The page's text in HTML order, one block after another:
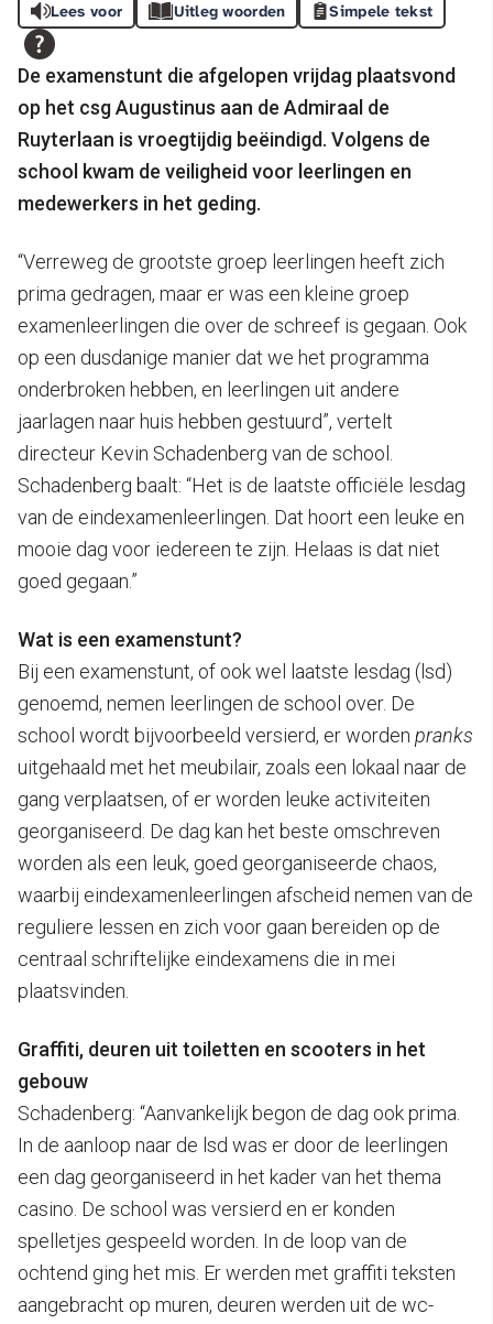
Lees voor Uitleg woorden Simpele tekst
De examenstunt die afgelopen vrijdag plaatsvond
op het csg Augustinus aan de Admiraal de
Ruyterlaan is vroegtijdig beëindigd. Volgens de
school kwam de veiligheid voor leerlingen en
medewerkers in het geding.
“Verreweg de grootste groep leerlingen heeft zich
prima gedragen, maar er was een kleine groep
examenleerlingen die over de schreef is gegaan. Ook
op een dusdanige manier dat we het programma
onderbroken hebben, en leerlingen uit andere
jaarlagen naar huis hebben gestuurd”, vertelt
directeur Kevin Schadenberg van de school.
Schadenberg baalt: “Het is de laatste officiële lesdag
van de eindexamenleerlingen. Dat hoort een leuke en
mooie dag voor iedereen te zijn. Helaas is dat niet
goed gegaan.”
Wat is een examenstunt?
Bij een examenstunt, of ook wel laatste lesdag (lsd)
genoemd, nemen leerlingen de school over. De
school wordt bijvoorbeeld versierd, er worden pranks
uitgehaald met het meubilair, zoals een lokaal naar de
gang verplaatsen, of er worden leuke activiteiten
georganiseerd. De dag kan het beste omschreven
worden als een leuk, goed georganiseerde chaos,
waarbij eindexamenleerlingen afscheid nemen van de
reguliere lessen en zich voor gaan bereiden op de
centraal schriftelijke eindexamens die in mei
plaatsvinden.
Graffiti, deuren uit toiletten en scooters in het
gebouw
Schadenberg: “Aanvankelijk begon de dag ook prima.
In de aanloop naar de lsd was er door de leerlingen
een dag georganiseerd in het kader van het thema
casino. De school was versierd en er konden
spelletjes gespeeld worden. In de loop van de
ochtend ging het mis. Er werden met graffiti teksten
aangebracht op muren, deuren werden uit de wc-